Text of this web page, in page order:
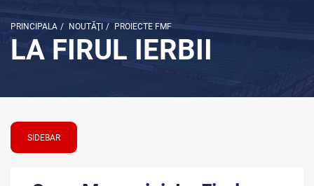
PRINCIPALA / NOUTĂŢI / PROIECTE FMF
LA FIRUL IERBII
SIDEBAR